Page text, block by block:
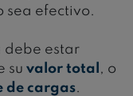
sea efectivo.
debe estar
su valor total , o
de cargas.